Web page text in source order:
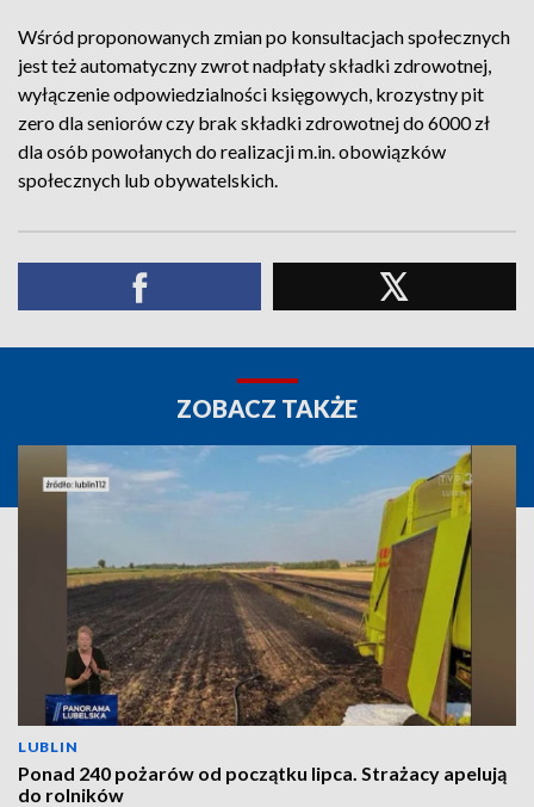
Wśród proponowanych zmian po konsultacjach społecznych
jest też automatyczny zwrot nadpłaty składki zdrowotnej,
wyłączenie odpowiedzialności księgowych, krozystny pit
zero dla seniorów czy brak składki zdrowotnej do 6000 zł
dla osób powołanych do realizacji m.in. obowiązków
społecznych lub obywatelskich.
ZOBACZ TAKŻE
LUBLIN
Ponad 240 pożarów od początku lipca. Strażacy apelują
do rolników